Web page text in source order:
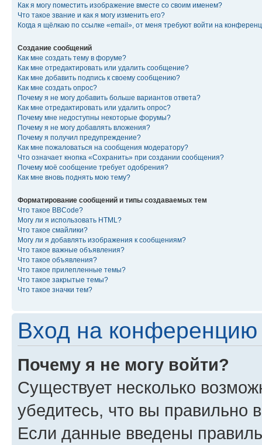
Как я могу поместить изображение вместе со своим именем?
Что такое звание и как я могу изменить его?
Когда я щёлкаю по ссылке «email», от меня требуют войти на
Создание сообщений
Как мне создать тему в форуме?
Как мне отредактировать или удалить сообщение?
Как мне добавить подпись к своему сообщению?
Как мне создать опрос?
Почему я не могу добавить больше вариантов ответа?
Как мне отредактировать или удалить опрос?
Почему мне недоступны некоторые форумы?
Почему я не могу добавлять вложения?
Почему я получил предупреждение?
Как мне пожаловаться на сообщения модератору?
Что означает кнопка «Сохранить» при создании сообщения?
Почему моё сообщение требует одобрения?
Как мне вновь поднять мою тему?
Форматирование сообщений и типы создаваемых тем
Что такое BBCode?
Могу ли я использовать HTML?
Что такое смайлики?
Могу ли я добавлять изображения к сообщениям?
Что такое важные объявления?
Что такое объявления?
Что такое прилепленные темы?
Что такое закрытые темы?
Что такое значки тем?
Вход на конференцию
Почему я не могу войти?
Существует несколько
убедитесь, что вы правильно
Если данные введены